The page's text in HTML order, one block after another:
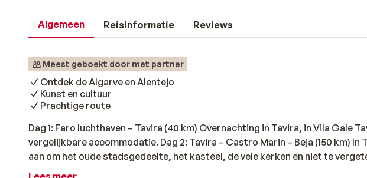
Algemeen Reisinformatie Reviews
Meest geboekt door met partner
Ontdek de Algarve en Alentejo
Kunst en cultuur
Prachtige route
Dag 1: Faro luchthaven – Tavira (40 km) Overnachting in Tavira, in Vila Gale
vergelijkbare accommodatie. Dag 2: Tavira – Castro Marin – Beja (150 km) In
aan om het oude stadsgedeelte, het kasteel, de vele kerken en niet te
naast de Gilão rivier te bezoeken. In Castro Marim is het historische centrum